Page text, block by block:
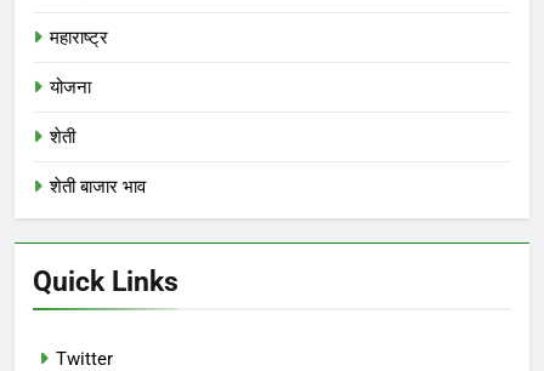
महाराष्ट्र
योजना
शेती
शेती बाजार भाव
Quick Links
Twitter